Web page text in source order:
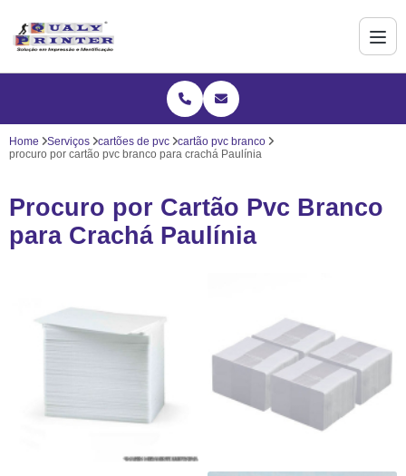
Home Serviços cartões de pvc
cartão pvc branco
procuro por cartão pvc branco para crachá Paulínia
Procuro por Cartão Pvc Branco
para Crachá Paulínia